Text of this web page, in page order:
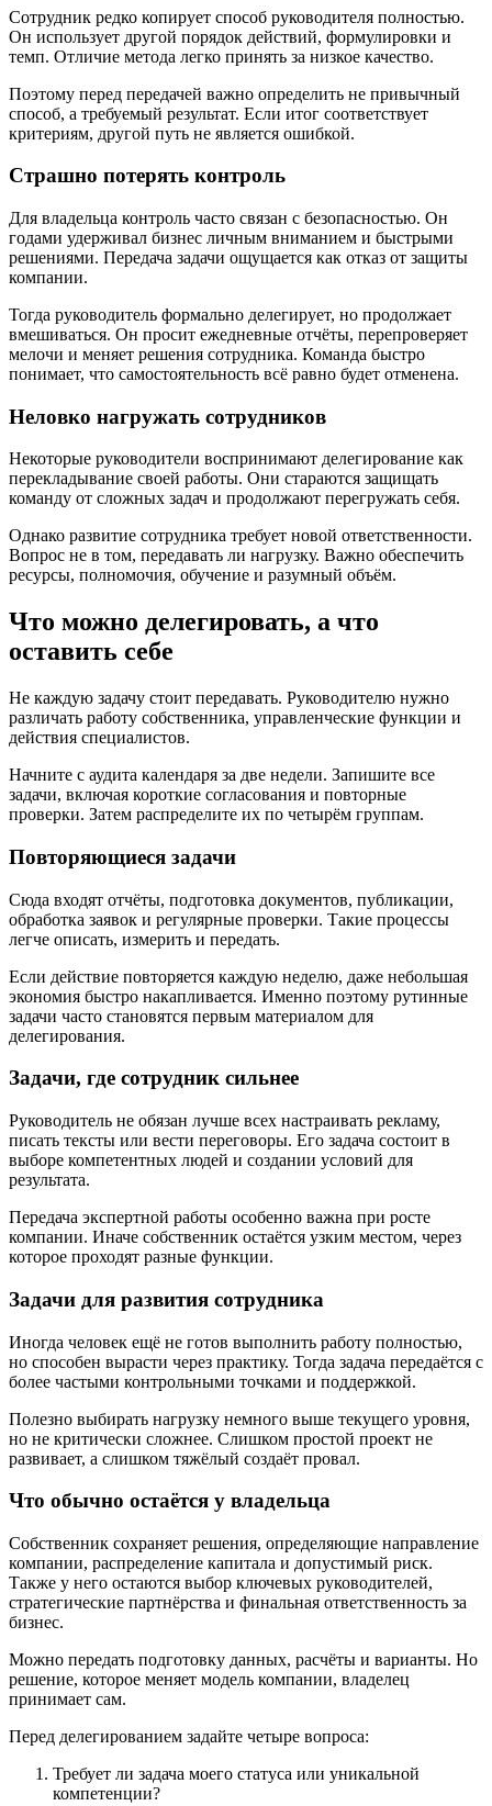
Сотрудник редко копирует способ руководителя полностью.
Он использует другой порядок действий, формулировки и
темп. Отличие метода легко принять за низкое качество.
Поэтому перед передачей важно определить не привычный
способ, а требуемый результат. Если итог соответствует
критериям, другой путь не является ошибкой.
Страшно потерять контроль
Для владельца контроль часто связан с безопасностью. Он
годами удерживал бизнес личным вниманием и быстрыми
решениями. Передача задачи ощущается как отказ от защиты
компании.
Тогда руководитель формально делегирует, но продолжает
вмешиваться. Он просит ежедневные отчёты, перепроверяет
мелочи и меняет решения сотрудника. Команда быстро
понимает, что самостоятельность всё равно будет отменена.
Неловко нагружать сотрудников
Некоторые руководители воспринимают делегирование как
перекладывание своей работы. Они стараются защищать
команду от сложных задач и продолжают перегружать себя.
Однако развитие сотрудника требует новой ответственности.
Вопрос не в том, передавать ли нагрузку. Важно обеспечить
ресурсы, полномочия, обучение и разумный объём.
Что можно делегировать, а что
оставить себе
Не каждую задачу стоит передавать. Руководителю нужно
различать работу собственника, управленческие функции и
действия специалистов.
Начните с аудита календаря за две недели. Запишите все
задачи, включая короткие согласования и повторные
проверки. Затем распределите их по четырём группам.
Повторяющиеся задачи
Сюда входят отчёты, подготовка документов, публикации,
обработка заявок и регулярные проверки. Такие процессы
легче описать, измерить и передать.
Если действие повторяется каждую неделю, даже небольшая
экономия быстро накапливается. Именно поэтому рутинные
задачи часто становятся первым материалом для
делегирования.
Задачи, где сотрудник сильнее
Руководитель не обязан лучше всех настраивать рекламу,
писать тексты или вести переговоры. Его задача состоит в
выборе компетентных людей и создании условий для
результата.
Передача экспертной работы особенно важна при росте
компании. Иначе собственник остаётся узким местом, через
которое проходят разные функции.
Задачи для развития сотрудника
Иногда человек ещё не готов выполнить работу полностью,
но способен вырасти через практику. Тогда задача передаётся с
более частыми контрольными точками и поддержкой.
Полезно выбирать нагрузку немного выше текущего уровня,
но не критически сложнее. Слишком простой проект не
развивает, а слишком тяжёлый создаёт провал.
Что обычно остаётся у владельца
Собственник сохраняет решения, определяющие направление
компании, распределение капитала и допустимый риск.
Также у него остаются выбор ключевых руководителей,
стратегические партнёрства и финальная ответственность за
бизнес.
Можно передать подготовку данных, расчёты и варианты. Но
решение, которое меняет модель компании, владелец
принимает сам.
Перед делегированием задайте четыре вопроса:
Требует ли задача моего статуса или уникальной
компетенции?